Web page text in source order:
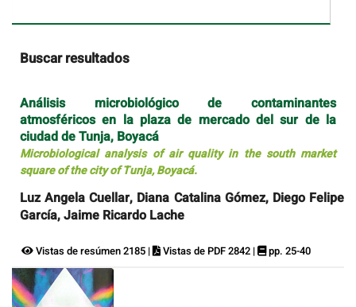
Buscar resultados
Análisis microbiológico de contaminantes
atmosféricos en la plaza de mercado del sur de la
ciudad de Tunja, Boyacá
Microbiological analysis of air quality in the south market
square of the city of Tunja, Boyacá.
Luz Angela Cuellar, Diana Catalina Gómez, Diego Felipe
García, Jaime Ricardo Lache
Vistas de resúmen 2185 | Vistas de PDF 2842 | pp. 25-40